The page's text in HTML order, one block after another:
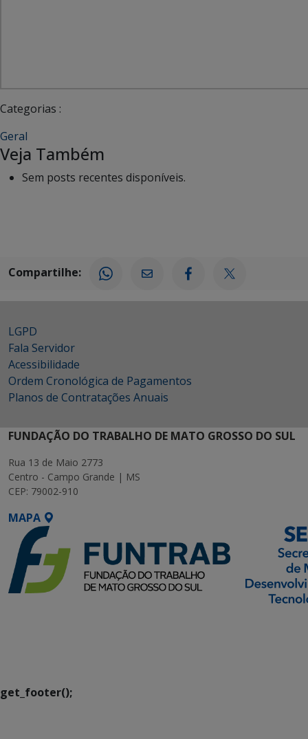
Categorias :
Geral
Veja Também
Sem posts recentes disponíveis.
Compartilhe:
LGPD
Fala Servidor
Acessibilidade
Ordem Cronológica de Pagamentos
Planos de Contratações Anuais
FUNDAÇÃO DO TRABALHO DE MATO GROSSO DO SUL
Rua 13 de Maio 2773
Centro - Campo Grande | MS
CEP: 79002-910
MAPA
get_footer();